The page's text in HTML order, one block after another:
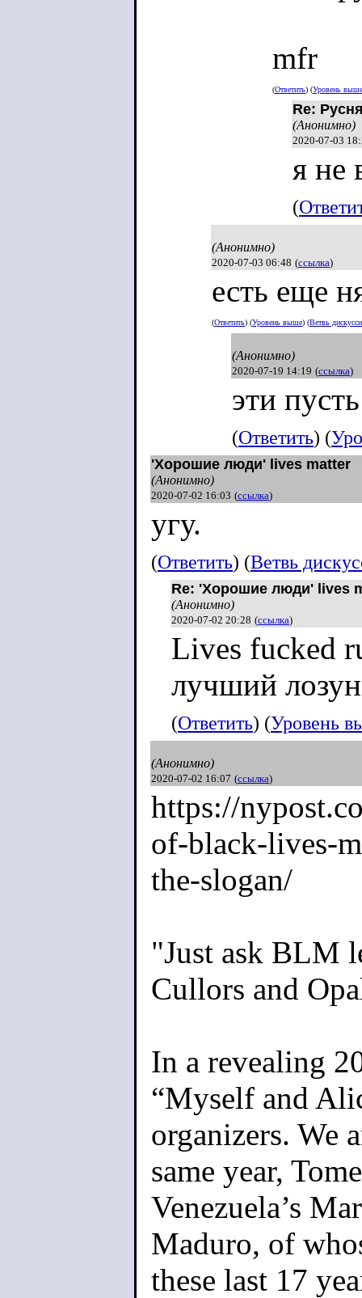
mfr
(Ответить) (Уровень выше
Re:
(Анонимно)
2020-07-03
я не
(
(Анонимно)
2020-07-03 06:48 (ссылка)
есть еще
(Ответить) (Уровень выше) (Ветвь
(Анонимно)
2020-07-19 14:19 (ссылка)
эти
(Ответить) (
'Хорошие люди' lives matter
(Анонимно)
2020-07-02 16:03 (ссылка)
угу.
(Ответить) (Ветвь
Re: 'Хорошие люди' lives
(Анонимно)
2020-07-02 20:28 (ссылка)
Lives fucked
лучший
(Ответить) (Уровень
(Анонимно)
2020-07-02 16:07 (ссылка)
https://
of-black-lives-
the-slogan/
"Just ask BLM
Cullors and
In a revealing
“Myself and
organizers. We
same year,
Venezuela’s
Maduro, of
these last 17